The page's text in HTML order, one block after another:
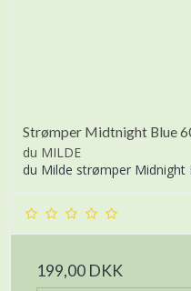
Strømper Midtnight Blue
du MILDE
du Milde strømper Midnight
199,00 DKK